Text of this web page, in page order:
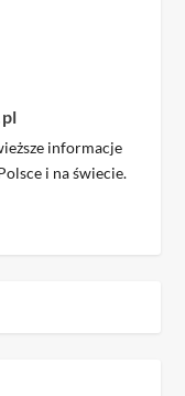
informacje
i na świecie.